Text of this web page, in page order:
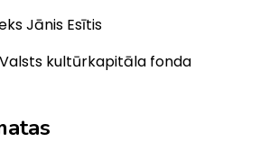
Jānis Esītis
kultūrkapitāla fonda